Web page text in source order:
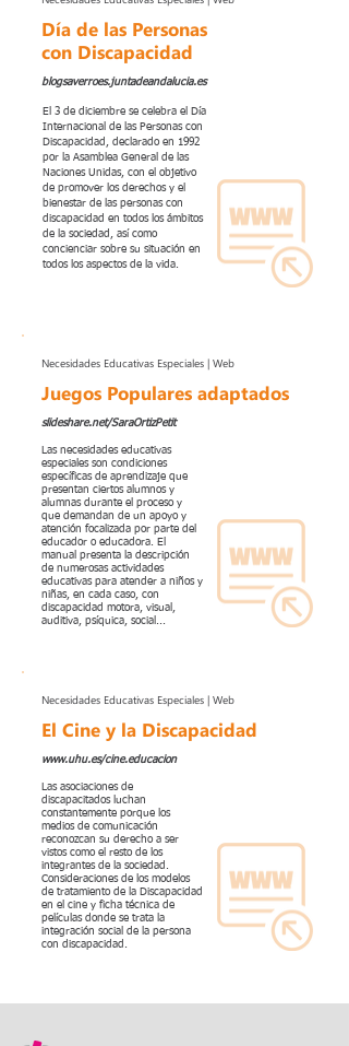
Día de las Personas
con Discapacidad
blogsaverroes.juntadeandalucia.es
El 3 de diciembre se celebra el Día
Internacional de las Personas con
Discapacidad, declarado en 1992
por la Asamblea General de las
Naciones Unidas, con el objetivo
de promover los derechos y el
bienestar de las personas con
discapacidad en todos los ámbitos
de la sociedad, así como
concienciar sobre su situación en
todos los aspectos de la vida.
Necesidades Educativas Especiales | Web
Juegos Populares adaptados
slideshare.net/SaraOrtizPetit
Las necesidades educativas
especiales son condiciones
específicas de aprendizaje que
presentan ciertos alumnos y
alumnas durante el proceso y
que demandan de un apoyo y
atención focalizada por parte del
educador o educadora. El
manual presenta la descripción
de numerosas actividades
educativas para atender a niños y
niñas, en cada caso, con
discapacidad motora, visual,
auditiva, psíquica, social...
Necesidades Educativas Especiales | Web
El Cine y la Discapacidad
www.uhu.es/cine.educacion
Las asociaciones de
discapacitados luchan
constantemente porque los
medios de comunicación
reconozcan su derecho a ser
vistos como el resto de los
integrantes de la sociedad.
Consideraciones de los modelos
de tratamiento de la Discapacidad
en el cine y ficha técnica de
películas donde se trata la
integración social de la persona
con discapacidad.